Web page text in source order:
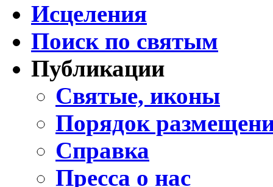
Исцеления
Поиск по святым
Публикации
Святые, иконы
Порядок
Справка
Пресса о нас